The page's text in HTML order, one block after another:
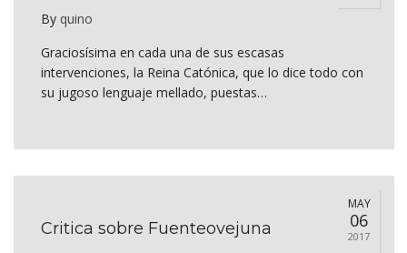
By quino
Graciosísima en cada una de sus escasas
intervenciones, la Reina Catónica, que lo dice todo con
su jugoso lenguaje mellado, puestas…
MAY
06
2017
Critica sobre Fuenteovejuna